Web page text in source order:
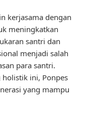
kerjasama dengan
meningkatkan
santri dan
menjadi salah
para santri.
ini, Ponpes
yang mampu